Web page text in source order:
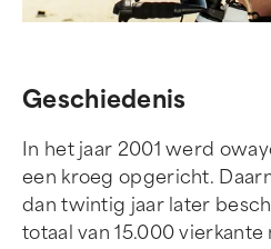
Geschiedenis
In het jaar 2001 werd
een kroeg opgericht.
dan twintig jaar later
totaal van 15.000